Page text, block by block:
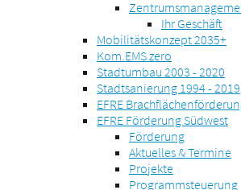
Ihr Geschäft
Mobilitätskonzept 2035+
Kom.EMS zero
Stadtumbau 2003 - 2020
Stadtsanierung 1994 - 2019
EFRE
EFRE Förderung Südwest
Förderung
Aktuelles & Termine
Projekte
Programmsteuerung